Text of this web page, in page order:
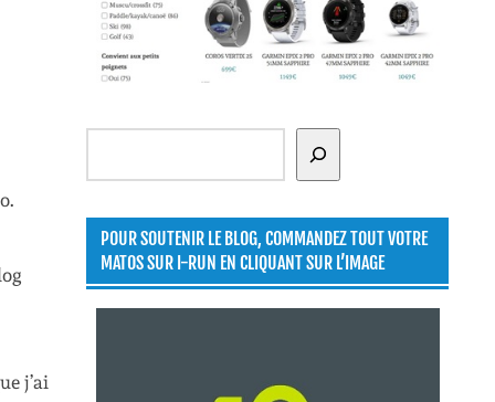
j’ai
Rechercher
POUR SOUTENIR LE BLOG, COMMANDEZ TOUT VOTRE
MATOS SUR I-RUN EN CLIQUANT SUR L’IMAGE